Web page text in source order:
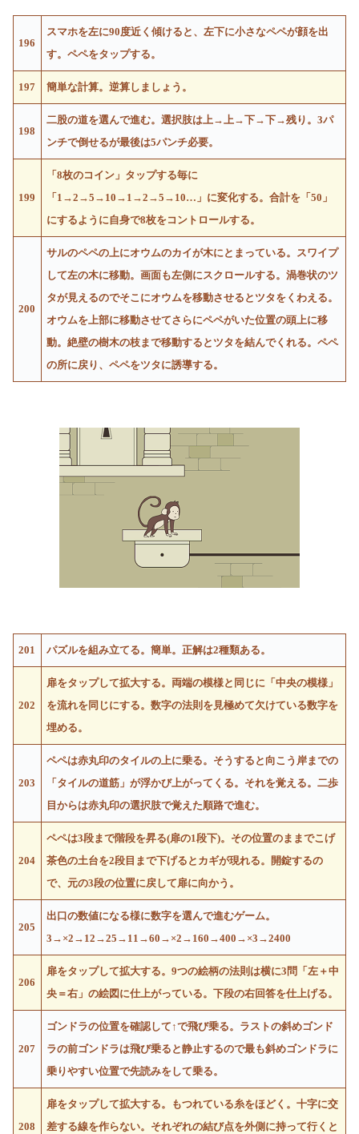
196
スマホを左に90度近く傾けると、左下に小さなペペが顔を出
す。ペペをタップする。
197 簡単な計算。逆算しましょう。
198
二股の道を選んで進む。選択肢は上→上→下→下→残り。3パ
ンチで倒せるが最後は5パンチ必要。
199
「8枚のコイン」タップする毎に
「1→2→5→10→1→2→5→10…」に変化する。合計を「50」
にするように自身で8枚をコントロールする。
200
サルのペペの上にオウムのカイが木にとまっている。スワイプ
して左の木に移動。画面も左側にスクロールする。渦巻状のツ
タが見えるのでそこにオウムを移動させるとツタをくわえる。
オウムを上部に移動させてさらにペペがいた位置の頭上に移
動。絶壁の樹木の枝まで移動するとツタを結んでくれる。ペペ
の所に戻り、ペペをツタに誘導する。
201 パズルを組み立てる。簡単。正解は2種類ある。
202
扉をタップして拡大する。両端の模様と同じに「中央の模様」
を流れを同じにする。数字の法則を見極めて欠けている数字を
埋める。
203
ペペは赤丸印のタイルの上に乗る。そうすると向こう岸までの
「タイルの道筋」が浮かび上がってくる。それを覚える。二歩
目からは赤丸印の選択肢で覚えた順路で進む。
204
ペペは3段まで階段を昇る(扉の1段下)。その位置のままでこげ
茶色の土台を2段目まで下げるとカギが現れる。開錠するの
で、元の3段の位置に戻して扉に向かう。
205
出口の数値になる様に数字を選んで進むゲーム。
3→×2→12→25→11→60→×2→160→400→×3→2400
206
扉をタップして拡大する。9つの絵柄の法則は横に3問「左＋中
央＝右」の絵図に仕上がっている。下段の右回答を仕上げる。
207
ゴンドラの位置を確認して↑で飛び乗る。ラストの斜めゴンド
ラの前ゴンドラは飛び乗ると静止するので最も斜めゴンドラに
乗りやすい位置で先読みをして乗る。
208
扉をタップして拡大する。もつれている糸をほどく。十字に交
差する線を作らない。それぞれの結び点を外側に持って行くと